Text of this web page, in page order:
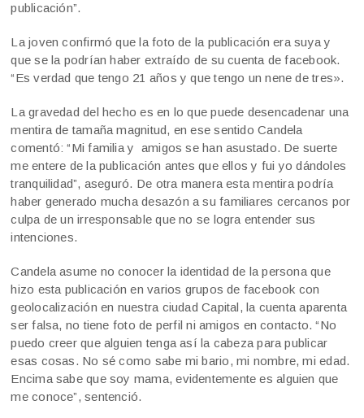
publicación”.
La joven confirmó que la foto de la publicación era suya y
que se la podrían haber extraído de su cuenta de facebook.
“Es verdad que tengo 21 años y que tengo un nene de tres».
La gravedad del hecho es en lo que puede desencadenar una
mentira de tamaña magnitud, en ese sentido Candela
comentó: “Mi familia y amigos se han asustado. De suerte
me entere de la publicación antes que ellos y fui yo dándoles
tranquilidad”, aseguró. De otra manera esta mentira podría
haber generado mucha desazón a su familiares cercanos por
culpa de un irresponsable que no se logra entender sus
intenciones.
Candela asume no conocer la identidad de la persona que
hizo esta publicación en varios grupos de facebook con
geolocalización en nuestra ciudad Capital, la cuenta aparenta
ser falsa, no tiene foto de perfil ni amigos en contacto. “No
puedo creer que alguien tenga así la cabeza para publicar
esas cosas. No sé como sabe mi bario, mi nombre, mi edad.
Encima sabe que soy mama, evidentemente es alguien que
me conoce”, sentenció.